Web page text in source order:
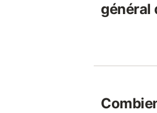
général